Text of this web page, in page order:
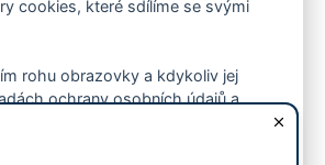
cookies, které sdílíme se svými
rohu obrazovky a kdykoliv jej
ochrany osobních údajů a